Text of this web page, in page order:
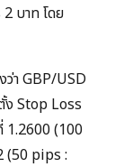
2 บาท โดย
า GBP/USD
ง Stop Loss
1.2600 (100
(50 pips :